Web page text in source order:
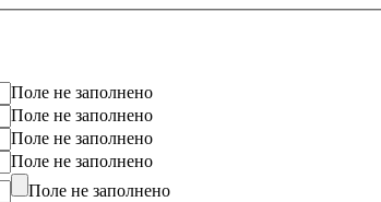
Поле не заполнено
Поле не заполнено
Поле не заполнено
Поле не заполнено
Поле не заполнено